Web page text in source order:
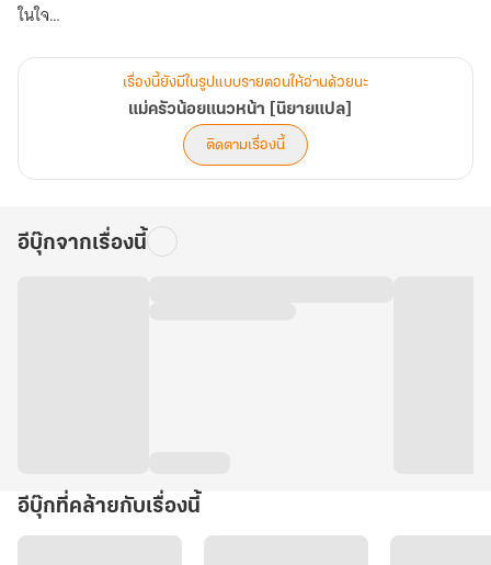
ในใจ
แต่ไม่รู้ทำไมนางกลับใจเต้นระรัวทุกครั้งที่เข้าใกล้
นางจะตัดสินใจอย่างไรดี ในเมื่อมีความลับใหญ่หลวงปิดบังเขามาตั้งแต่
เรื่องนี้ยังมีในรูปแบบรายตอนให้อ่านด้วยนะ
แม่ครัวน้อยแนวหน้า [นิยายแปล]
ติดตามเรื่องนี้
อีบุ๊กจากเรื่องนี้
อีบุ๊กที่คล้ายกับเรื่องนี้